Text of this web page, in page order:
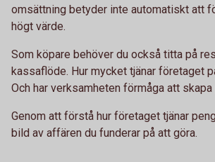
omsättning betyder inte automatiskt att
högt värde.
Som köpare behöver du också titta på
kassaflöde. Hur mycket tjänar företaget
Och har verksamheten förmåga att
Genom att förstå hur företaget tjänar
bild av affären du funderar på att göra.